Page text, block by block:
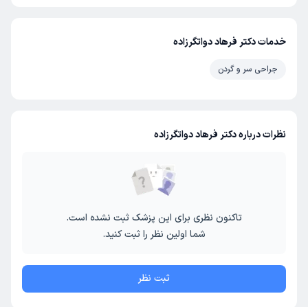
خدمات دکتر فرهاد دواتگرزاده
جراحی سر و گردن
نظرات درباره دکتر فرهاد دواتگرزاده
تاکنون نظری برای این پزشک ثبت نشده است.
شما اولین نظر را ثبت کنید.
ثبت نظر